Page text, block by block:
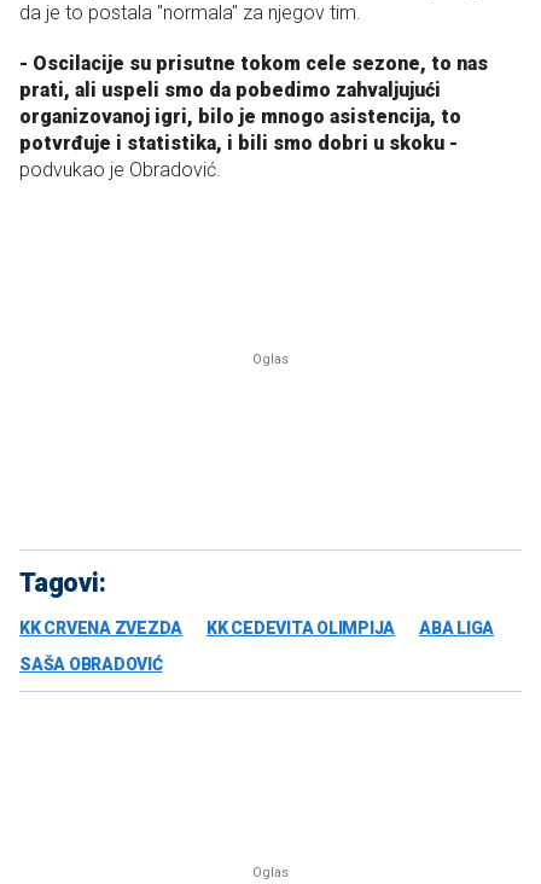
da je to postala "normala" za njegov tim.
- Oscilacije su prisutne tokom cele sezone, to nas
prati, ali uspeli smo da pobedimo zahvaljujući
organizovanoj igri, bilo je mnogo asistencija, to
potvrđuje i statistika, i bili smo dobri u skoku -
podvukao je Obradović.
Tagovi:
KK CRVENA ZVEZDA KK CEDEVITA OLIMPIJA
ABA LIGA
SAŠA OBRADOVIĆ